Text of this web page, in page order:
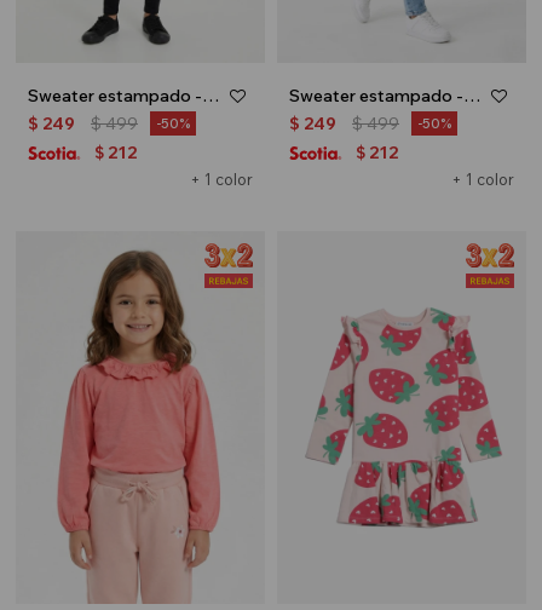
Sweater estampado - Negro
+ 1 color
$ 249 $499 50
$ 212
Sweater estampado - Rosa
+ 1 color
$ 249 $499 50
$ 212